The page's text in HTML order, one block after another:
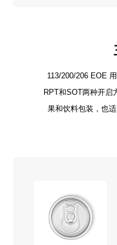
113/200/206 EOE
RPT和SOT两种开启
果和饮料包装，也